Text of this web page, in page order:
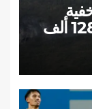
تنبض بالحياة تحت الأرض منذ 128 ألف